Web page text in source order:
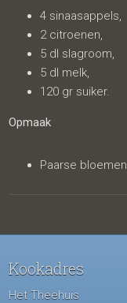
4 sinaasappels,
2 citroenen,
5 dl slagroom,
5 dl melk,
120 gr suiker.
Opmaak
Paarse bloemen
Kookadres
Het Theehuis